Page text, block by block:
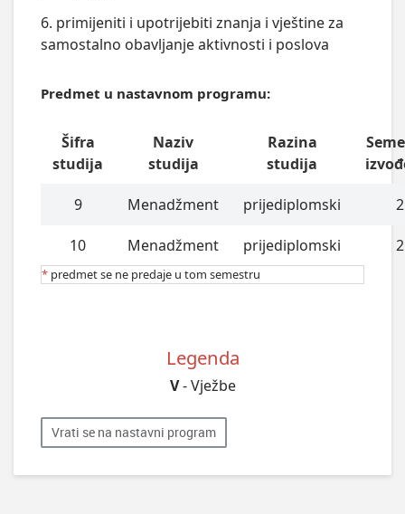
6. primijeniti i upotrijebiti znanja i vještine za
samostalno obavljanje aktivnosti i poslova
Predmet u nastavnom programu:
Šifra
studija
Naziv
studija
Razina
studija
9 Menadžment prijediplomski 2
10 Menadžment prijediplomski 2
* predmet se ne predaje u tom semestru
Legenda
V- Vježbe
Vrati se na nastavni program